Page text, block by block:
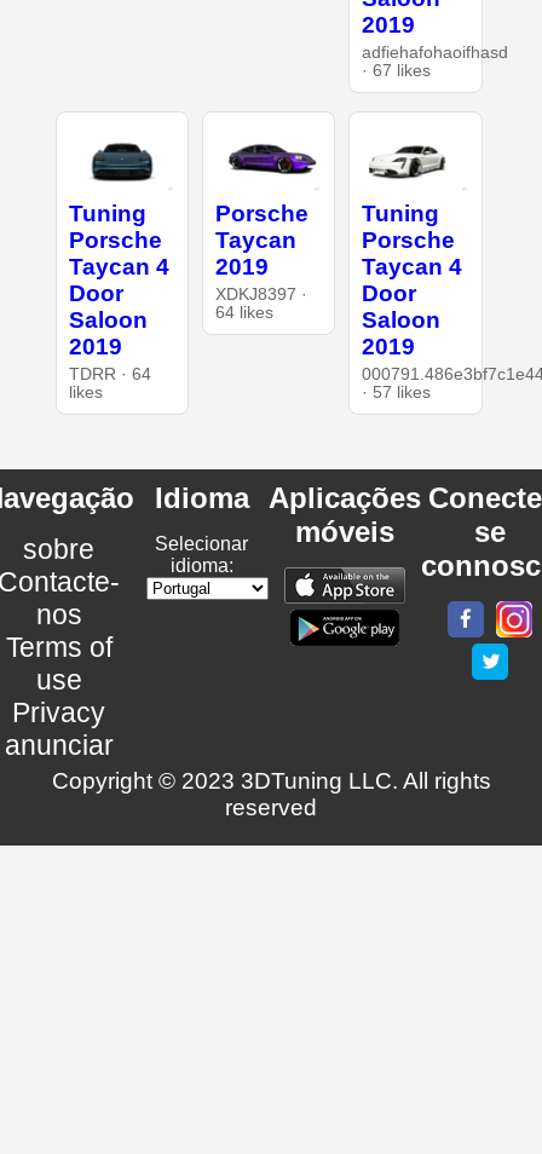
2019
adfiehafohaoifhasd
· 67 likes
Tuning
Porsche
Taycan 4
Door
Saloon
2019
TDRR · 64
likes
Porsche
Taycan
2019
XDKJ8397 ·
64 likes
Tuning
Porsche
Taycan 4
Door
Saloon
2019
· 57 likes
sobre
nos
Terms of
use
Privacy
anunciar
Idioma
Selecionar
idioma:
Aplicações
móveis
se
Copyright © 2023 3DTuning LLC. All rights
reserved